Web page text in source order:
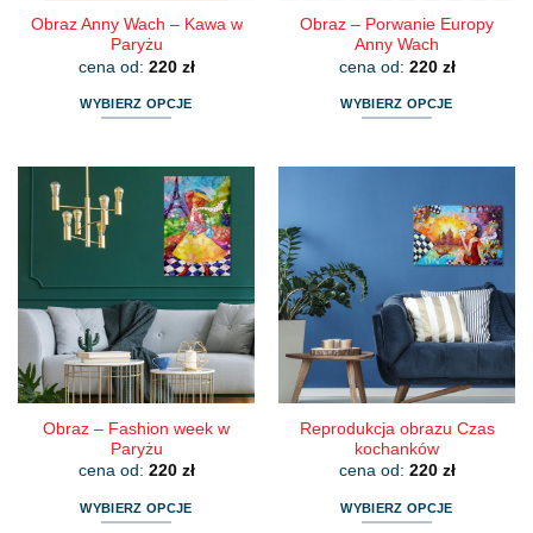
Obraz Anny Wach – Kawa w
Paryżu
cena od: 220 zł
WYBIERZ OPCJE
wiele
wariantów.
Opcje
można
wybrać
na
stronie
produktu
Obraz – Porwanie Europy
Anny Wach
cena od: 220 zł
WYBIERZ OPCJE
wiele
wariantów.
Opcje
wybrać
na
stronie
produktu
Obraz – Fashion week w
Paryżu
cena od: 220 zł
WYBIERZ OPCJE
Reprodukcja obrazu Czas
kochanków
cena od: 220 zł
WYBIERZ OPCJE